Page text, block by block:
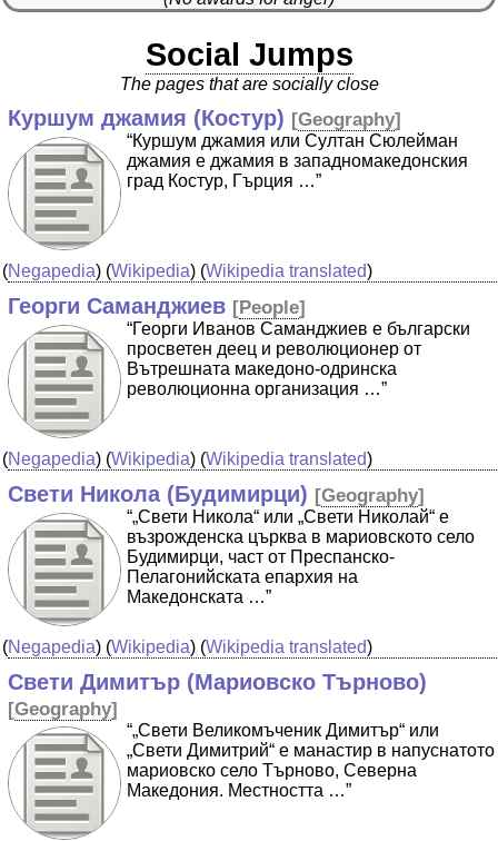
Social Jumps
The pages that are socially close
Куршум джамия (Костур) [Geography]
“Куршум джамия или Султан Сюлейман
джамия е джамия в западномакедонския
град Костур, Гърция …”
(Negapedia) (Wikipedia) (Wikipedia translated)
Георги Саманджиев [People]
“Георги Иванов Саманджиев е български
просветен деец и революционер от
Вътрешната македоно-одринска
революционна организация …”
(Negapedia) (Wikipedia) (Wikipedia translated)
Свети Никола (Будимирци) [Geography]
“„Свети Никола“ или „Свети Николай“ е
възрожденска църква в мариовското село
Будимирци, част от Преспанско-
Пелагонийската епархия на
Македонската …”
(Negapedia) (Wikipedia) (Wikipedia translated)
Свети Димитър (Мариовско Търново)
[Geography]
“„Свети Великомъченик Димитър“ или
„Свети Димитрий“ е манастир в напуснатото
мариовско село Търново, Северна
Македония. Местността …”